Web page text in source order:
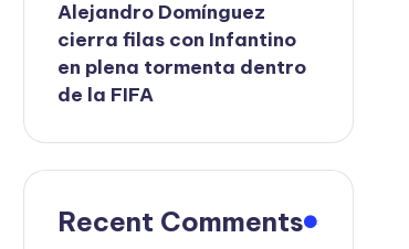
Alejandro Domínguez
cierra filas con Infantino
en plena tormenta dentro
de la FIFA
Recent Comments